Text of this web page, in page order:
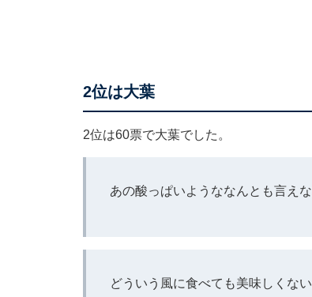
2位は大葉
2位は60票で大葉でした。
あの酸っぱいようななんとも言え
どういう風に食べても美味しくない